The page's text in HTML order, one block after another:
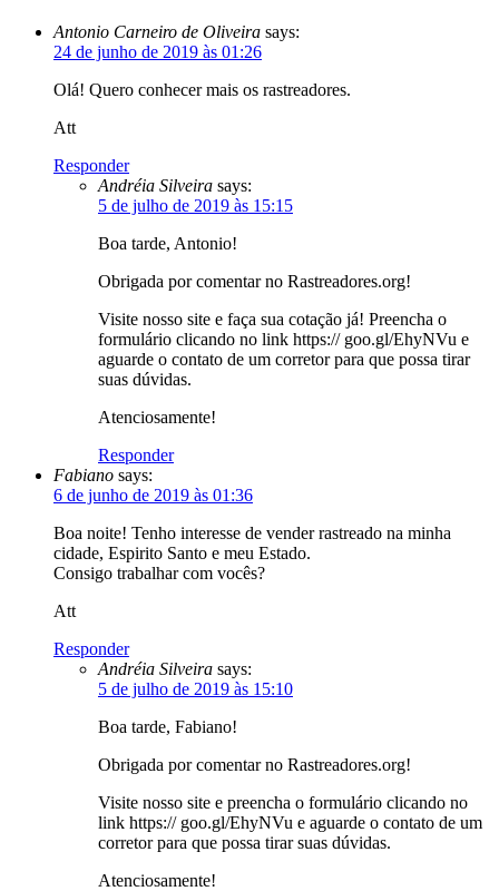
Antonio Carneiro de Oliveira says:
24 de junho de 2019 às 01:26
Olá! Quero conhecer mais os rastreadores.
Att
Responder
Andréia Silveira says:
5 de julho de 2019 às 15:15
Boa tarde, Antonio!
Obrigada por comentar no Rastreadores.org!
Visite nosso site e faça sua cotação já! Preencha o
formulário clicando no link https:// goo.gl/EhyNVu e
aguarde o contato de um corretor para que possa tirar
suas dúvidas.
Atenciosamente!
Responder
Fabiano says:
6 de junho de 2019 às 01:36
Boa noite! Tenho interesse de vender rastreado na minha
cidade, Espirito Santo e meu Estado.
Consigo trabalhar com vocês?
Att
Responder
Andréia Silveira says:
5 de julho de 2019 às 15:10
Boa tarde, Fabiano!
Obrigada por comentar no Rastreadores.org!
Visite nosso site e preencha o formulário clicando no
link https:// goo.gl/EhyNVu e aguarde o contato de um
corretor para que possa tirar suas dúvidas.
Atenciosamente!